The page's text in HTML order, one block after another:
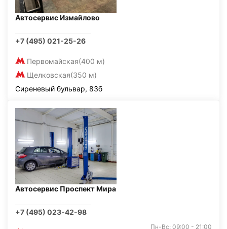
Автосервис Измайлово
+7 (495) 021-25-26
Первомайская(400 м)
Щелковская(350 м)
Сиреневый бульвар, 83б
Автосервис Проспект Мира
+7 (495) 023-42-98
Пн-Вс: 09:00 - 21:00